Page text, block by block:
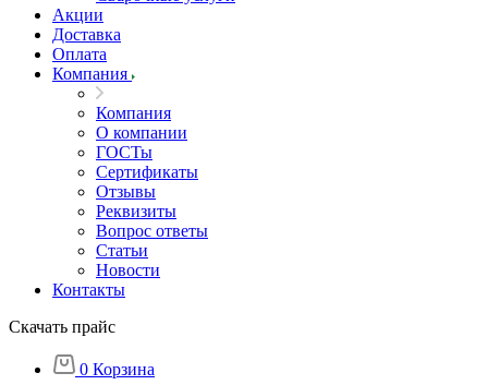
Акции
Доставка
Оплата
Компания
Компания
О компании
ГОСТы
Сертификаты
Отзывы
Реквизиты
Вопрос ответы
Статьи
Новости
Контакты
Скачать прайс
0 Корзина